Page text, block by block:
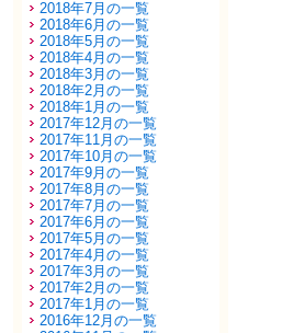
2018年7月の一覧
2018年6月の一覧
2018年5月の一覧
2018年4月の一覧
2018年3月の一覧
2018年2月の一覧
2018年1月の一覧
2017年12月の一覧
2017年11月の一覧
2017年10月の一覧
2017年9月の一覧
2017年8月の一覧
2017年7月の一覧
2017年6月の一覧
2017年5月の一覧
2017年4月の一覧
2017年3月の一覧
2017年2月の一覧
2017年1月の一覧
2016年12月の一覧